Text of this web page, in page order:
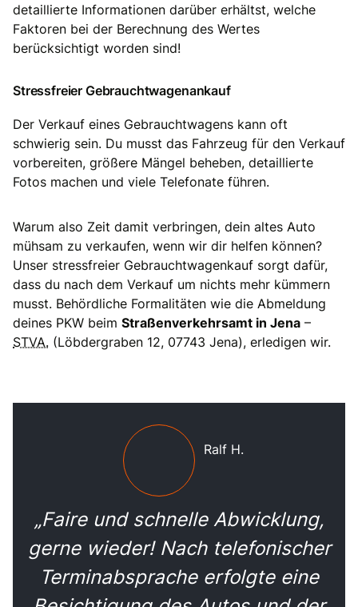
detaillierte Informationen darüber erhältst, welche
Faktoren bei der Berechnung des Wertes
berücksichtigt worden sind!
Stressfreier Gebrauchtwagenankauf
Der Verkauf eines Gebrauchtwagens kann oft
schwierig sein. Du musst das Fahrzeug für den Verkauf
vorbereiten, größere Mängel beheben, detaillierte
Fotos machen und viele Telefonate führen.
Warum also Zeit damit verbringen, dein altes Auto
mühsam zu verkaufen, wenn wir dir helfen können?
Unser stressfreier Gebrauchtwagenkauf sorgt dafür,
dass du nach dem Verkauf um nichts mehr kümmern
musst. Behördliche Formalitäten wie die Abmeldung
deines PKW beim Straßenverkehrsamt in Jena –
STVA. (Löbdergraben 12, 07743 Jena), erledigen wir.
Ralf H.
„Faire und schnelle Abwicklung,
gerne wieder! Nach telefonischer
Terminabsprache erfolgte eine